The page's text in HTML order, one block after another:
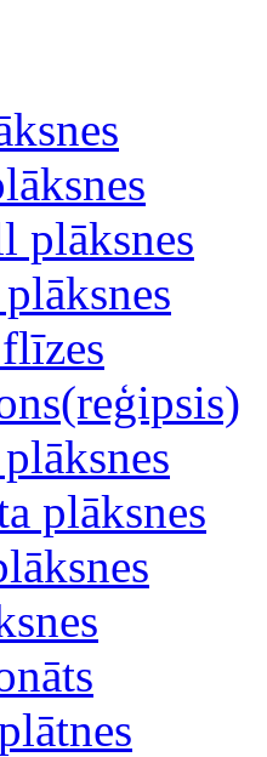
plāksnes
plāksnes